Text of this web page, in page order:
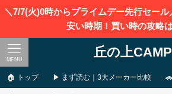
＼7/7(火)0時からプライムデー先行セー
安い時期！買い時の攻略
丘の上CAMP
MENU
🏠 トップ ▶ まず読む｜3大メーカー比較